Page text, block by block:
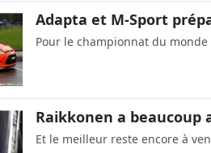
Adapta et M-Sport
Pour le championnat du monde
Raikkonen a beaucoup
Et le meilleur reste encore à